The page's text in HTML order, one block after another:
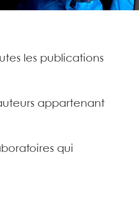
les publications
appartenant
qui